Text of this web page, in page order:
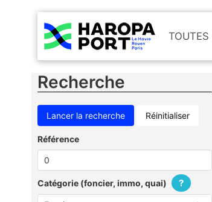
TOUTES
Recherche
Réinitialiser
Référence
Catégorie (foncier, immo, quai) ?